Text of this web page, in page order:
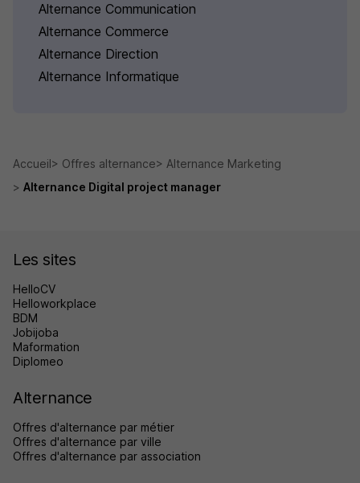
Alternance Communication
Alternance Commerce
Alternance Direction
Alternance Informatique
Accueil Offres alternance
Alternance Marketing
Alternance Digital project manager
Les sites
HelloCV
Helloworkplace
BDM
Jobijoba
Maformation
Diplomeo
Alternance
Offres d'alternance par métier
Offres d'alternance par ville
Offres d'alternance par association